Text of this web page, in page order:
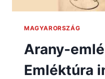
MAGYARORSZÁG
Arany-
Emléktúra